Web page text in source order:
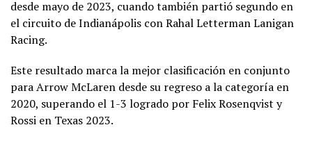
desde mayo de 2023, cuando también partió segundo en
el circuito de Indianápolis con Rahal Letterman Lanigan
Racing.
Este resultado marca la mejor clasificación en conjunto
para Arrow McLaren desde su regreso a la categoría en
2020, superando el 1-3 logrado por Felix Rosenqvist y
Rossi en Texas 2023.